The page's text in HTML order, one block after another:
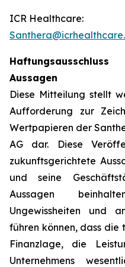
ICR Healthcare:
Aussagen
Diese Mitteilung stellt
Aufforderung zur
Wertpapieren der
AG dar. Diese
zukunftsgerichtete
und seine
Aussagen
Ungewissheiten und
führen können, dass die
Finanzlage, die
Unternehmens